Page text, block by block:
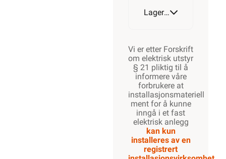
Lagerstatus
Vi er etter Forskrift
om elektrisk utstyr
§ 21 pliktig til å
informere våre
forbrukere at
installasjonsmateriell
ment for å kunne
inngå i et fast
elektrisk anlegg
kan kun
installeres av en
registrert